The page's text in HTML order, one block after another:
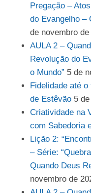
Pregação –
do Evangelho –
de novembro de
AULA 2 –
Revolução do
o Mundo” 5 de
Fidelidade até
de Estêvão 5
Criatividade na
com Sabedoria
Lição 2:
– Série:
Quando Deus
novembro de